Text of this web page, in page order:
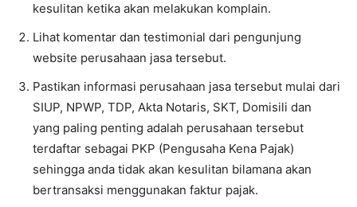
kesulitan ketika akan melakukan komplain.
Lihat komentar dan testimonial dari pengunjung
website perusahaan jasa tersebut.
Pastikan informasi perusahaan jasa tersebut mulai dari
SIUP, NPWP, TDP, Akta Notaris, SKT, Domisili dan
yang paling penting adalah perusahaan tersebut
terdaftar sebagai PKP (Pengusaha Kena Pajak)
sehingga anda tidak akan kesulitan bilamana akan
bertransaksi menggunakan faktur pajak.